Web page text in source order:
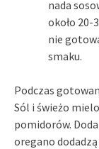
nada
około 20-
nie
smaku.
Podczas
Sól i świeżo
pomidorów.
oregano